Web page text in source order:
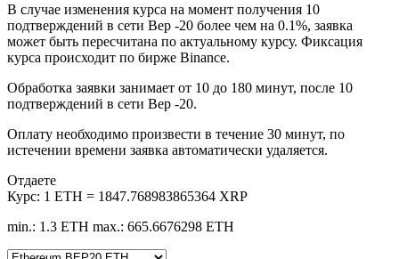
В случае изменения курса на момент получения 10
подтверждений в сети Bep -20 более чем на 0.1%, заявка
может быть пересчитана по актуальному курсу. Фиксация
курса происходит по бирже Binance.
Обработка заявки занимает от 10 до 180 минут, после 10
подтверждений в сети Bep -20.
Оплату необходимо произвести в течение 30 минут, по
истечении времени заявка автоматически удаляется.
Отдаете
Курс: 1 ETH = 1847.768983865364 XRP
min.: 1.3 ETH max.: 665.6676298 ETH